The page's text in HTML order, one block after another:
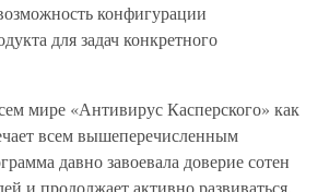
конфигурации
для задач конкретного
мире «Антивирус Касперского» как
всем вышеперечисленным
давно завоевала доверие сотен
и продолжает активно развиваться.